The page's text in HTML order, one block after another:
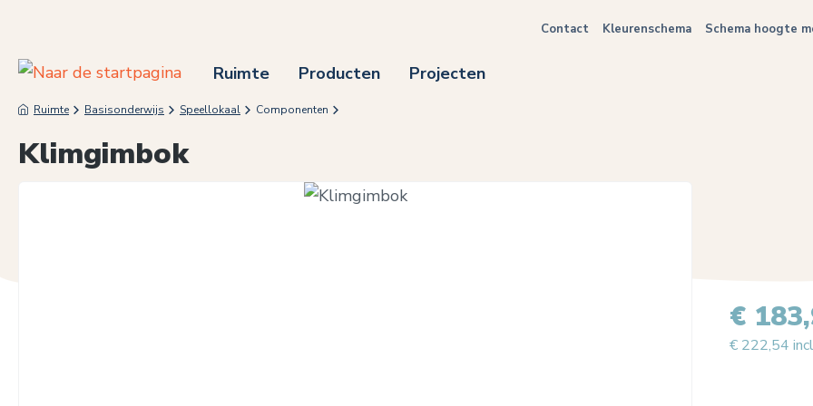
Contact Kleurenschema Schema hoogte
Ruimte Producten Projecten
Ruimte Basisonderwijs Speellokaal Componenten
Klimgimbok
€
€ 222,54